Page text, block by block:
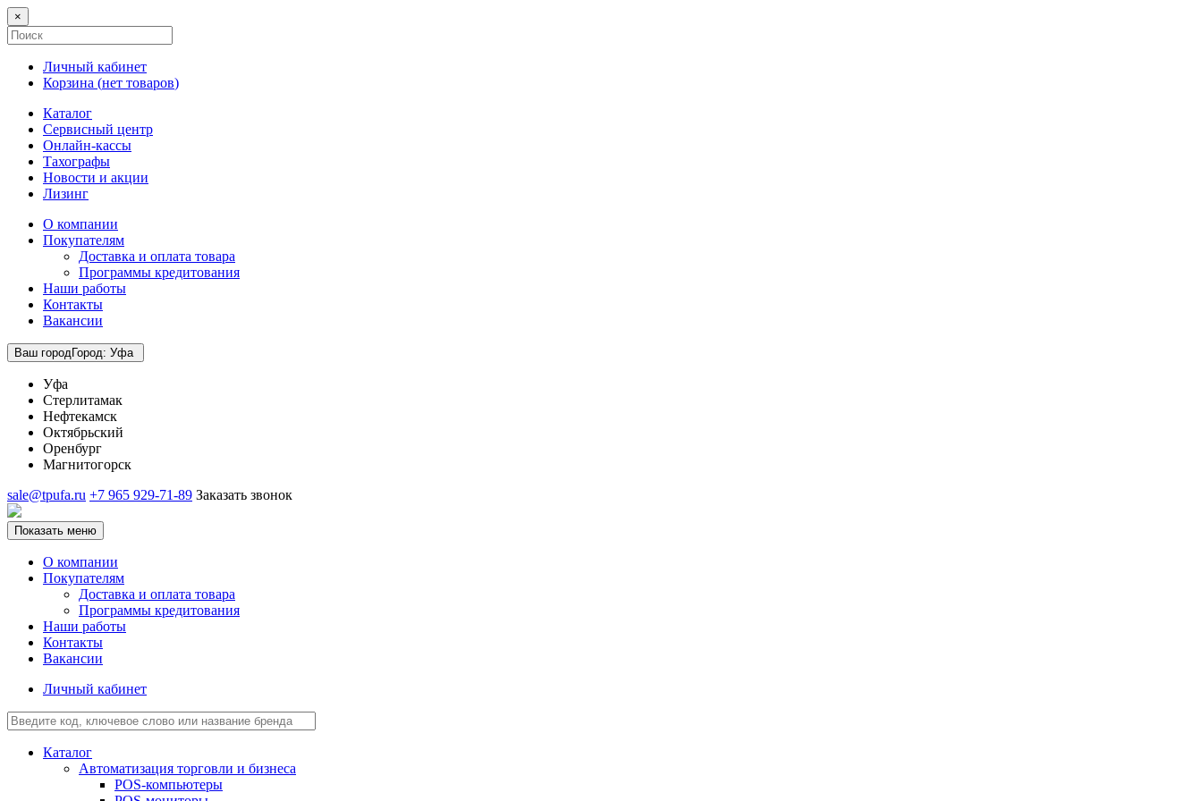
×
Личный кабинет
Корзина (нет товаров)
Каталог
Сервисный центр
Онлайн-кассы
Тахографы
Новости и акции
Лизинг
О компании
Покупателям
Доставка и оплата товара
Программы кредитования
Наши работы
Контакты
Вакансии
Ваш городГород: Уфа
Уфа
Стерлитамак
Нефтекамск
Октябрьский
Оренбург
Магнитогорск
sale@tpufa.ru +7 965 929-71-89 Заказать звонок
Показать меню
О компании
Покупателям
Доставка и оплата товара
Программы кредитования
Наши работы
Контакты
Вакансии
Личный кабинет
Каталог
Автоматизация торговли и бизнеса
POS-компьютеры